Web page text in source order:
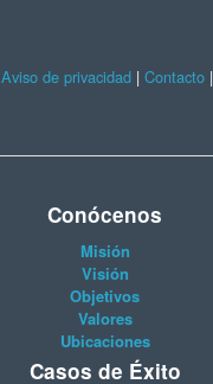
Aviso de privacidad| Contacto|
Conócenos
Misión
Visión
Objetivos
Valores
Ubicaciones
Casos de Éxito